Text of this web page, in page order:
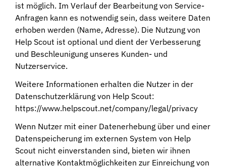
ist möglich. Im Verlauf der Bearbeitung von Service-
Anfragen kann es notwendig sein, dass weitere Daten
erhoben werden (Name, Adresse). Die Nutzung von
Help Scout ist optional und dient der Verbesserung
und Beschleunigung unseres Kunden- und
Nutzerservice.
Weitere Informationen erhalten die Nutzer in der
Datenschutzerklärung von Help Scout:
https://www.helpscout.net/company/legal/privacy
Wenn Nutzer mit einer Datenerhebung über und einer
Datenspeicherung im externen System von Help
Scout nicht einverstanden sind, bieten wir ihnen
alternative Kontaktmöglichkeiten zur Einreichung von